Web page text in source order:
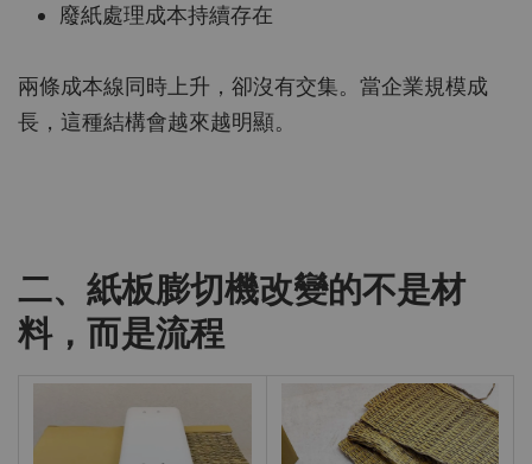
廢紙處理成本持續存在
兩條成本線同時上升，卻沒有交集。當企業規模成
長，這種結構會越來越明顯。
二、紙板膨切機改變的不是材
料，而是流程